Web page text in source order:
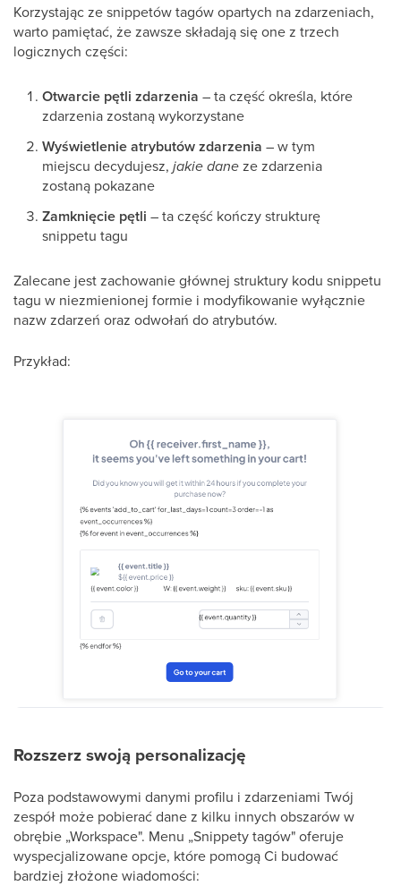
Korzystając ze snippetów tagów opartych na zdarzeniach,
warto pamiętać, że zawsze składają się one z trzech
logicznych części:
Otwarcie pętli zdarzenia – ta część określa, które
zdarzenia zostaną wykorzystane
Wyświetlenie atrybutów zdarzenia – w tym
miejscu decydujesz, jakie daneze zdarzenia
zostaną pokazane
Zamknięcie pętli – ta część kończy strukturę
snippetu tagu
Zalecane jest zachowanie głównej struktury kodu snippetu
tagu w niezmienionej formie i modyfikowanie wyłącznie
nazw zdarzeń oraz odwołań do atrybutów.
Przykład:
Rozszerz swoją personalizację
Poza podstawowymi danymi profilu i zdarzeniami Twój
zespół może pobierać dane z kilku innych obszarów w
obrębie „Workspace". Menu „Snippety tagów" oferuje
wyspecjalizowane opcje, które pomogą Ci budować
bardziej złożone wiadomości: